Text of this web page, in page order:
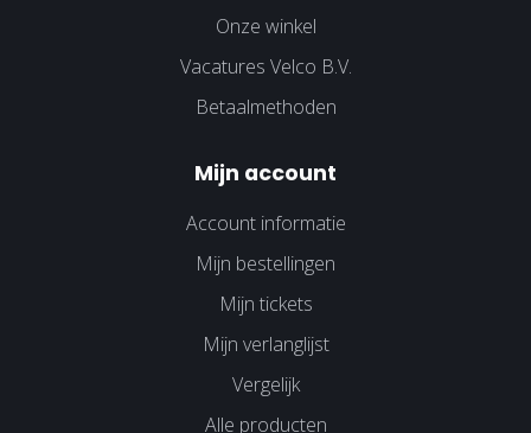
Onze winkel
Vacatures Velco B.V.
Betaalmethoden
Mijn account
Account informatie
Mijn bestellingen
Mijn tickets
Mijn verlanglijst
Vergelijk
Alle producten